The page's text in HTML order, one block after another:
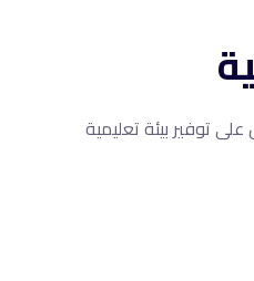
توفير بيئة تعليمية